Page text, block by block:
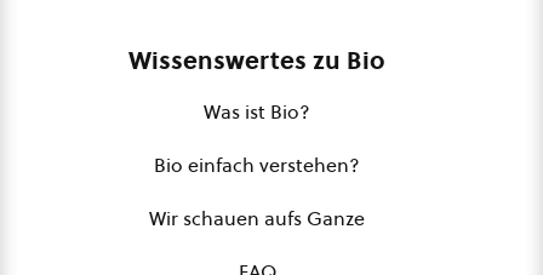
Wissenswertes zu Bio
Was ist Bio?
Bio einfach verstehen?
Wir schauen aufs Ganze